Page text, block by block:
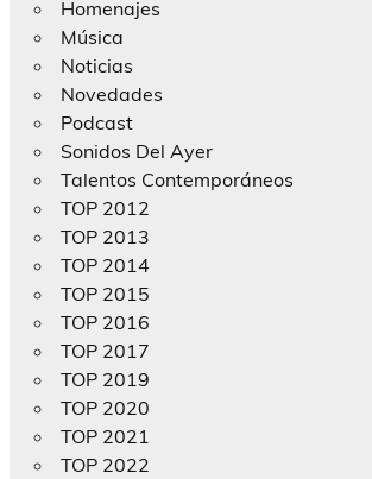
Homenajes
Música
Noticias
Novedades
Podcast
Sonidos Del Ayer
Talentos Contemporáneos
TOP 2012
TOP 2013
TOP 2014
TOP 2015
TOP 2016
TOP 2017
TOP 2019
TOP 2020
TOP 2021
TOP 2022